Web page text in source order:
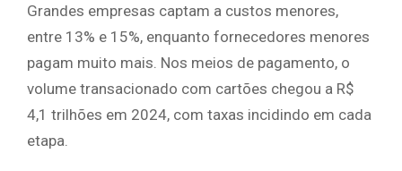
Grandes empresas captam a custos menores,
entre 13% e 15%, enquanto fornecedores menores
pagam muito mais. Nos meios de pagamento, o
volume transacionado com cartões chegou a R$
4,1 trilhões em 2024, com taxas incidindo em cada
etapa.